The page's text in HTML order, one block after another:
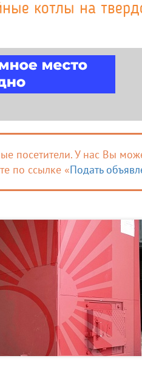
котлы на
посетители. У нас Вы
по ссылке «Подать